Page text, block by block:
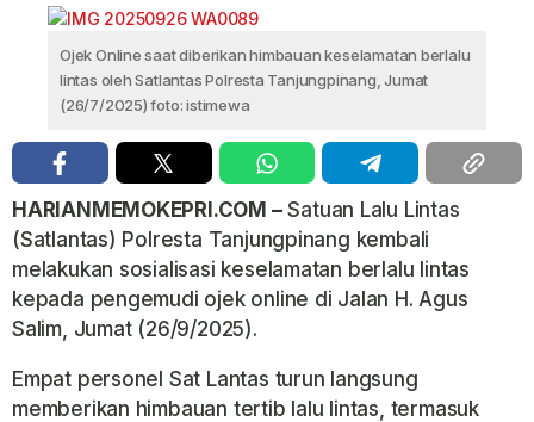
Ojek Online saat diberikan himbauan keselamatan berlalu
lintas oleh Satlantas Polresta Tanjungpinang, Jumat
(26/7/2025) foto: istimewa
HARIANMEMOKEPRI.COM –Satuan Lalu Lintas
(Satlantas) Polresta Tanjungpinang kembali
melakukan sosialisasi keselamatan berlalu lintas
kepada pengemudi ojek online di Jalan H. Agus
Salim, Jumat (26/9/2025).
Empat personel Sat Lantas turun langsung
memberikan himbauan tertib lalu lintas, termasuk